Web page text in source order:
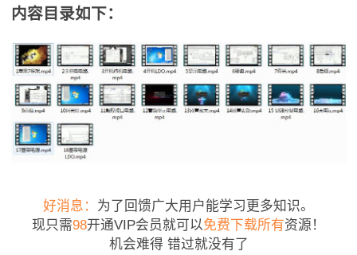
内容目录如下：
好消息： 为了回馈广大用户能学习更多知识。
现只需98开通VIP会员就可以免费下载所有资源！
机会难得 错过就没有了